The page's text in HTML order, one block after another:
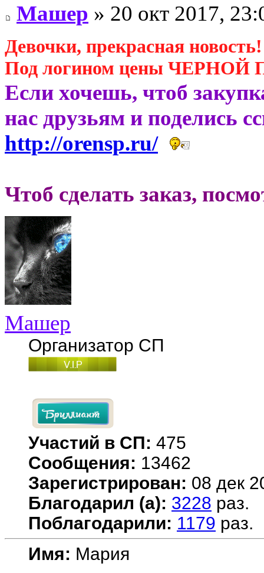
Машер » 20 окт 2017,
Девочки, прекрасная новость!
Под логином цены
Если хочешь, чтоб
нас друзьям и поделись
http://orensp.ru/
Чтоб сделать заказ,
Машер
Организатор СП
Участий в СП: 475
Сообщения: 13462
Зарегистрирован: 08 дек
Благодарил (а): 3228 раз.
Поблагодарили: 1179 раз.
Имя: Мария